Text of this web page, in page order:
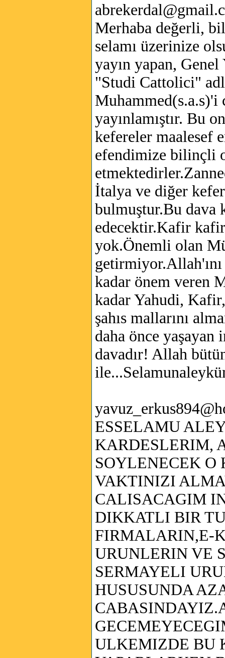
Merhaba değerli,
selamı üzerinize
yayın yapan,
"Studi Cattolici"
Muhammed(s.a.s)'i
yayınlamıştır. Bu
kefereler maalesef
efendimize bilinçli
İtalya ve diğer
bulmuştur.Bu dava
edecektir.Kafir
yok.Önemli olan
kadar önem veren
kadar Yahudi,
şahıs mallarını
daha önce yaşayan
davadır! Allah
ESSELAMU
KARDESLERIM,
SOYLENECEK
VAKTINIZI
CALISACAGIM
DIKKATLI BIR
FIRMALARIN,E-
URUNLERIN VE
SERMAYELI
HUSUSUNDA
ULKEMIZDE BU